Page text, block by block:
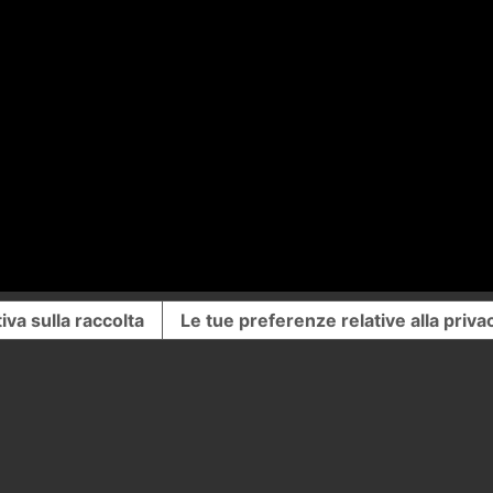
sulla raccolta Le tue preferenze relative alla